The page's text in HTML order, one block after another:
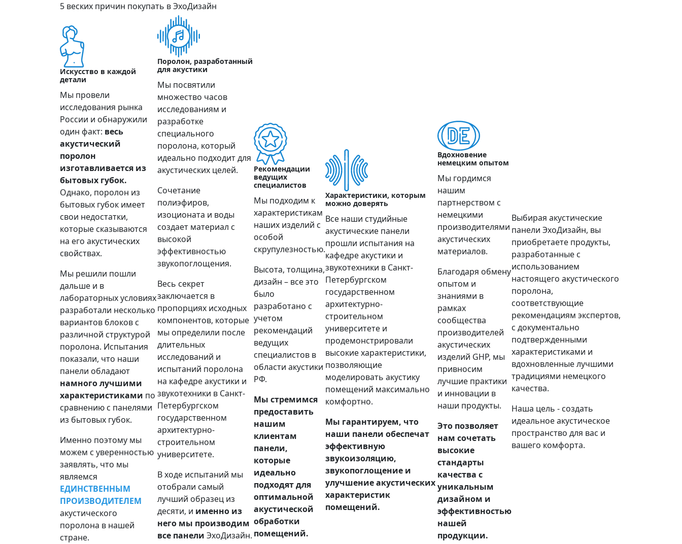
5 веских причин покупать в ЭхоДизайн
Искусство в каждой
детали
Мы провели
исследования рынка
России и обнаружили
один факт: весь
акустический
поролон
изготавливается из
бытовых губок.
Однако, поролон из
бытовых губок имеет
свои недостатки,
которые сказываются
на его акустических
свойствах.
Мы решили пошли
дальше и в
лабораторных условиях
разработали несколько
вариантов блоков с
различной структурой
поролона. Испытания
показали, что наши
панели обладают
намного лучшими
характеристиками по
сравнению с панелями
из бытовых губок.
Именно поэтому мы
можем с уверенностью
заявлять, что мы
являемся
ЕДИНСТВЕННЫМ
ПРОИЗВОДИТЕЛЕМ
акустического
поролона в нашей
стране.
Поролон, разработанный
для акустики
Мы посвятили
множество часов
исследованиям и
разработке
специального
поролона, который
идеально подходит для
акустических целей.
Сочетание
полиэфиров,
изоционата и воды
создает материал с
высокой
эффективностью
звукопоглощения.
Весь секрет
заключается в
пропорциях исходных
компонентов, которые
мы определили после
длительных
исследований и
испытаний поролона
на кафедре акустики и
звукотехники в Санкт-
Петербургском
государственном
архитектурно-
строительном
университете.
В ходе испытаний мы
отобрали самый
лучший образец из
десяти, и именно из
него мы производим
все панели ЭхоДизайн.
Рекомендации
ведущих
специалистов
Мы подходим к
характеристикам
наших изделий с
особой
скрупулезностью.
Высота, толщина,
дизайн – все это
было
разработано с
учетом
рекомендаций
ведущих
специалистов в
области акустики
РФ.
Мы стремимся
предоставить
нашим
клиентам
панели,
которые
идеально
подходят для
оптимальной
акустической
обработки
помещений.
Характеристики, которым
можно доверять
Все наши студийные
акустические панели
прошли испытания на
кафедре акустики и
звукотехники в Санкт-
Петербургском
государственном
архитектурно-
строительном
университете и
продемонстрировали
высокие характеристики,
позволяющие
моделировать акустику
помещений максимально
комфортно.
Мы гарантируем, что
наши панели обеспечат
эффективную
звукоизоляцию,
звукопоглощение и
улучшение акустических
характеристик
помещений.
Вдохновение
немецким опытом
Мы гордимся
нашим
партнерством с
немецкими
производителями
акустических
материалов.
Благодаря обмену
опытом и
знаниями в
рамках
сообщества
производителей
акустических
изделий GHP, мы
привносим
лучшие практики
и инновации в
наши продукты.
Это позволяет
нам сочетать
высокие
стандарты
качества с
уникальным
дизайном и
эффективностью
нашей
продукции.
Выбирая акустические
панели ЭхоДизайн, вы
приобретаете продукты,
разработанные с
использованием
настоящего акустического
поролона,
соответствующие
рекомендациям экспертов,
с документально
подтвержденными
характеристиками и
вдохновленные лучшими
традициями немецкого
качества.
Наша цель - создать
идеальное акустическое
пространство для вас и
вашего комфорта.